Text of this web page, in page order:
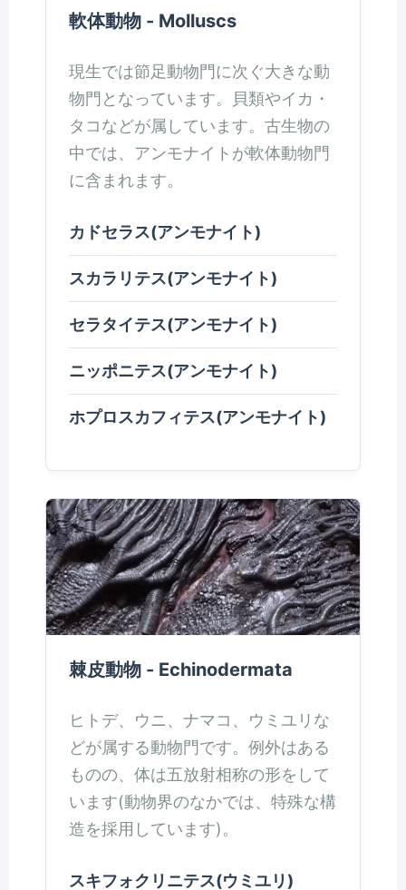
軟体動物 - Molluscs
現生では節足動物門に次ぐ大きな動
物門となっています。貝類やイカ・
タコなどが属しています。古生物の
中では、アンモナイトが軟体動物門
に含まれます。
カドセラス(アンモナイト)
スカラリテス(アンモナイト)
セラタイテス(アンモナイト)
ニッポニテス(アンモナイト)
ホプロスカフィテス(アンモナイト)
棘皮動物 - Echinodermata
ヒトデ、ウニ、ナマコ、ウミユリな
どが属する動物門です。例外はある
ものの、体は五放射相称の形をして
います(動物界のなかでは、特殊な構
造を採用しています)。
スキフォクリニテス(ウミユリ)